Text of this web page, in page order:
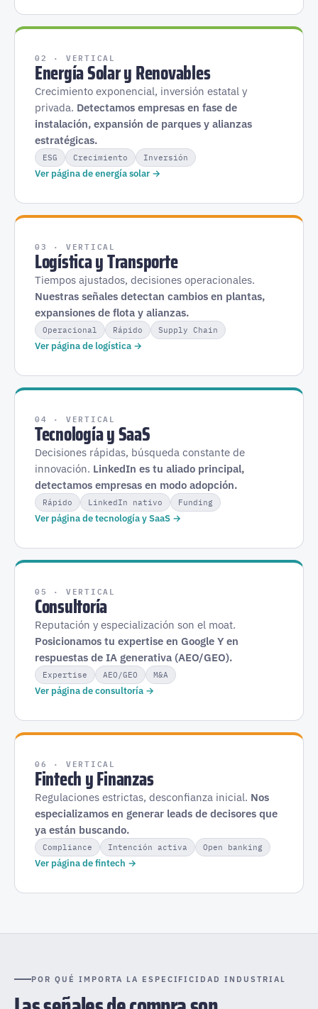
02 · VERTICAL
Energía Solar y Renovables
Crecimiento exponencial, inversión estatal y
privada. Detectamos empresas en fase de
instalación, expansión de parques y alianzas
estratégicas.
ESG Crecimiento Inversión
Ver página de energía solar →
03 · VERTICAL
Logística y Transporte
Tiempos ajustados, decisiones operacionales.
Nuestras señales detectan cambios en plantas,
expansiones de flota y alianzas.
Operacional Rápido Supply Chain
Ver página de logística →
04 · VERTICAL
Tecnología y SaaS
Decisiones rápidas, búsqueda constante de
innovación. LinkedIn es tu aliado principal,
detectamos empresas en modo adopción.
Rápido LinkedIn nativo Funding
Ver página de tecnología y SaaS →
05 · VERTICAL
Consultoría
Reputación y especialización son el moat.
Posicionamos tu expertise en Google Y en
respuestas de IA generativa (AEO/GEO).
Expertise AEO/GEO M&A
Ver página de consultoría →
06 · VERTICAL
Fintech y Finanzas
Regulaciones estrictas, desconfianza inicial. Nos
especializamos en generar leads de decisores que
ya están buscando.
Compliance Intención activa Open banking
Ver página de fintech →
POR QUÉ IMPORTA LA ESPECIFICIDAD INDUSTRIAL